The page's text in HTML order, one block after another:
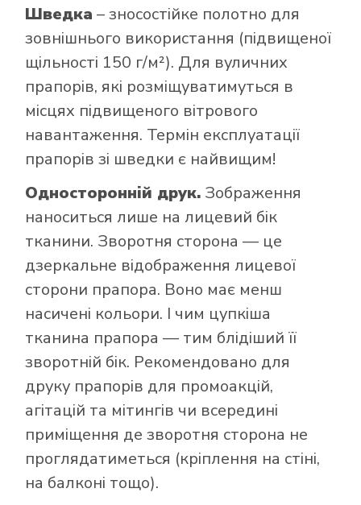
Шведка – зносостійке полотно для
зовнішнього використання (підвищеної
щільності 150 г/м²). Для вуличних
прапорів, які розміщуватимуться в
місцях підвищеного вітрового
навантаження. Термін експлуатації
прапорів зі шведки є найвищим!
Односторонній друк. Зображення
наноситься лише на лицевий бік
тканини. Зворотня сторона — це
дзеркальне відображення лицевої
сторони прапора. Воно має менш
насичені кольори. І чим цупкіша
тканина прапора — тим блідіший її
зворотній бік. Рекомендовано для
друку прапорів для промоакцій,
агітацій та мітингів чи всередині
приміщення де зворотня сторона не
проглядатиметься (кріплення на стіні,
на балконі тощо).